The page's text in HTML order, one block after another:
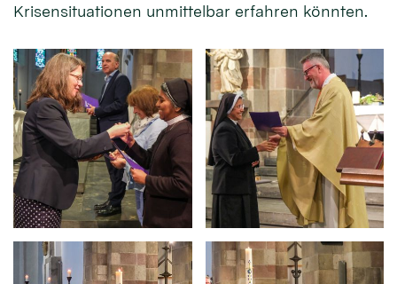
Krisensituationen unmittelbar erfahren könnten.